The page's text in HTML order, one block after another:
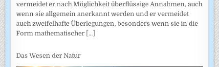
vermeidet er nach Möglichkeit überflüssige Annahmen, auch
wenn sie allgemein anerkannt werden und er vermeidet
auch zweifel­hafte Überlegungen, besonders wenn sie in die
Form mathematischer [...]
Das Wesen der Natur